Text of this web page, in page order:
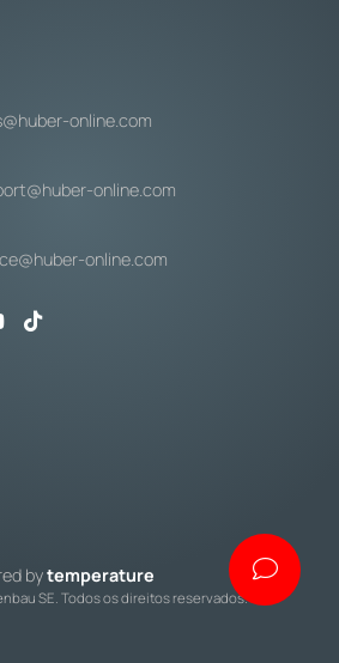
online.com
online.com
online.com
bytemperature
SE. Todos os direitos reservados.